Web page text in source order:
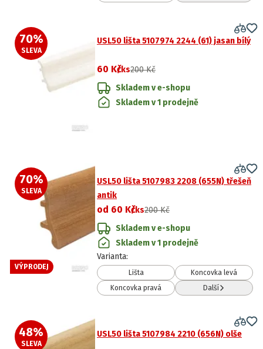
70%
SLEVA
USL50 lišta 5107974 2244 (61) jasan bílý
60 Kč/ks200 Kč
Skladem v e-shopu
Skladem v 1 prodejně
70%
SLEVA
VÝPRODEJ
USL50 lišta 5107983 2208 (655N) třešeň
antik
od 60 Kč/ks200 Kč
Skladem v e-shopu
Skladem v 1 prodejně
Varianta:
Lišta
Koncovka levá
Koncovka pravá
Další
48%
SLEVA
USL50 lišta 5107984 2210 (656N) olše